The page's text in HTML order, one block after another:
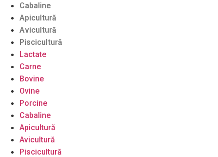
Cabaline
Apicultură
Avicultură
Piscicultură
Lactate
Carne
Bovine
Ovine
Porcine
Cabaline
Apicultură
Avicultură
Piscicultură